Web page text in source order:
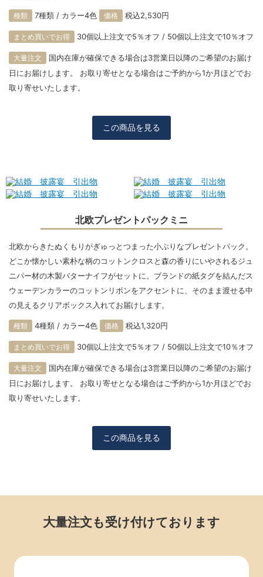
種類 7種類 / カラー4色 価格 税込2,530円
まとめ買いでお得 30個以上注文で5％オフ / 50個以上注文で10％オフ
大量注文
国内在庫が確保できる場合は3営業日以降のご希望のお届け
日にお届けします。 お取り寄せとなる場合はご予約から1か月ほどでお
取り寄せいたします。
この商品を見る
北欧プレゼントパックミニ
北欧からきたぬくもりがぎゅっとつまった小ぶりなプレゼントパック。
どこか懐かしい素朴な柄のコットンクロスと森の香りにいやされるジュ
ニパー材の木製バターナイフがセットに。ブランドの紙タグを結んだス
ウェーデンカラーのコットンリボンをアクセントに、そのまま渡せる中
の見えるクリアボックス入れてお届けします。
種類 4種類 / カラー4色 価格 税込1,320円
まとめ買いでお得 30個以上注文で5％オフ / 50個以上注文で10％オフ
大量注文
国内在庫が確保できる場合は3営業日以降のご希望のお届け
日にお届けします。 お取り寄せとなる場合はご予約から1か月ほどでお
取り寄せいたします。
この商品を見る
大量注文も受け付けております